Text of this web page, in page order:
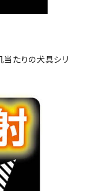
たりの犬具シリ